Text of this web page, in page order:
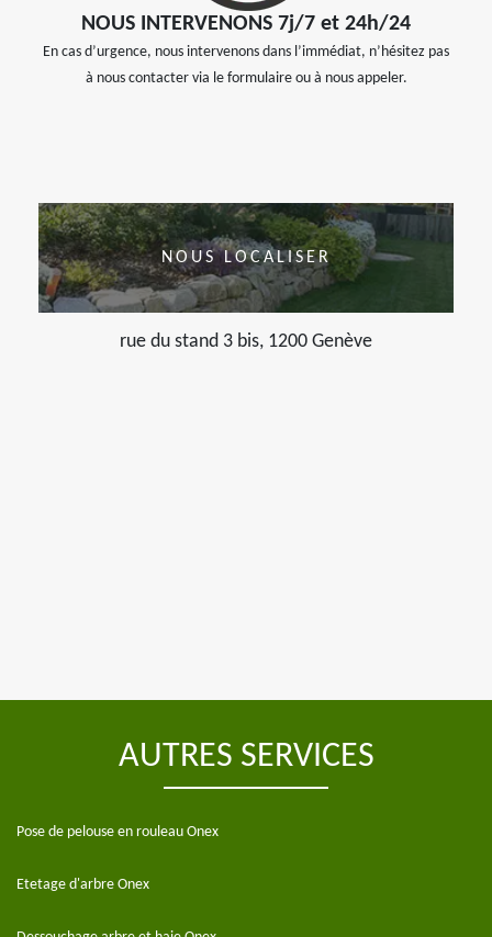
NOUS INTERVENONS 7j/7 et 24h/24
En cas d’urgence, nous intervenons dans l’immédiat, n’hésitez pas
à nous contacter via le formulaire ou à nous appeler.
NOUS LOCALISER
rue du stand 3 bis, 1200 Genève
AUTRES SERVICES
Pose de pelouse en rouleau Onex
Etetage d'arbre Onex